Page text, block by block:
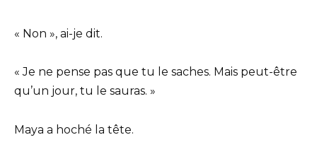
« Non », ai-je dit.
« Je ne pense pas que tu le saches. Mais peut-être
qu’un jour, tu le sauras. »
Maya a hoché la tête.